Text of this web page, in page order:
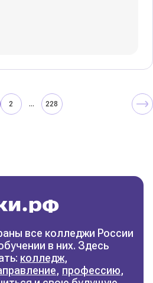
фильтры
2 ... 228
все колледжи России
в них. Здесь
колледж,
, профессию,